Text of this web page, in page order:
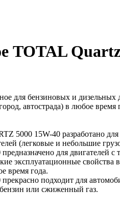
TOTAL
для бензиновых и дизельных
автострада) в любое время
5000 15W-40 разработано
(легковые и небольшие
для двигателей
эксплуатационные
время года.
подходит для
или сжиженный газ.